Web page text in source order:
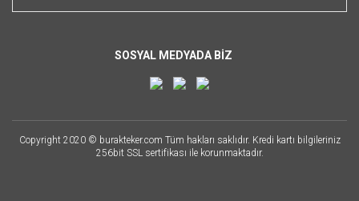
SOSYAL MEDYADA BİZ
Copyright 2020 © burakteker.com Tüm hakları saklıdır. Kredi kartı bilgileriniz
256bit SSL sertifikası ile korunmaktadır.